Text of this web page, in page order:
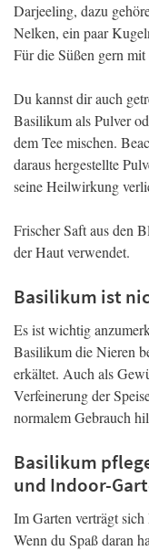
Darjeeling, dazu
Nelken, ein paar
Für die Süßen gern
Du kannst dir auch
Basilikum als Pulver
dem Tee mischen.
daraus hergestellte
seine Heilwirkung
Frischer Saft aus den
der Haut verwendet.
Basilikum ist
Es ist wichtig
Basilikum die Nieren
erkältet. Auch als
Verfeinerung der
normalem Gebrauch
Basilikum
und Indoor-
Im Garten verträgt
Wenn du Spaß daran